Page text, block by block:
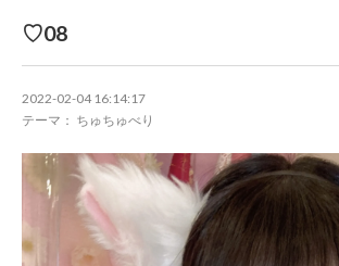
♡08
2022-02-04 16:14:17
テーマ： ちゅちゅべり